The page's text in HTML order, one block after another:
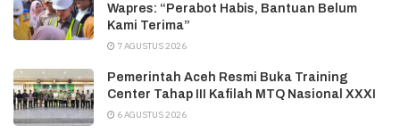
Wapres: “Perabot Habis, Bantuan Belum
Kami Terima”
7 AGUSTUS 2026
Pemerintah Aceh Resmi Buka Training
Center Tahap III Kafilah MTQ Nasional XXXI
6 AGUSTUS 2026